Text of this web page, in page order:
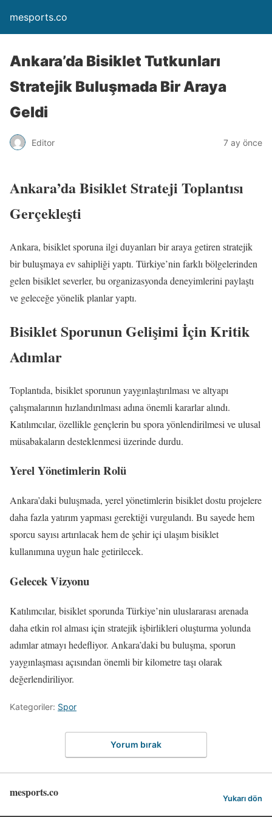
mesports.co
Ankara’da Bisiklet Tutkunları
Stratejik Buluşmada Bir Araya
Geldi
Editor 7 ay önce
Ankara’da Bisiklet Strateji Toplantısı
Gerçekleşti
Ankara, bisiklet sporuna ilgi duyanları bir araya getiren stratejik
bir buluşmaya ev sahipliği yaptı. Türkiye’nin farklı bölgelerinden
gelen bisiklet severler, bu organizasyonda deneyimlerini paylaştı
ve geleceğe yönelik planlar yaptı.
Bisiklet Sporunun Gelişimi İçin Kritik
Adımlar
Toplantıda, bisiklet sporunun yaygınlaştırılması ve altyapı
çalışmalarının hızlandırılması adına önemli kararlar alındı.
Katılımcılar, özellikle gençlerin bu spora yönlendirilmesi ve ulusal
müsabakaların desteklenmesi üzerinde durdu.
Yerel Yönetimlerin Rolü
Ankara’daki buluşmada, yerel yönetimlerin bisiklet dostu projelere
daha fazla yatırım yapması gerektiği vurgulandı. Bu sayede hem
sporcu sayısı artırılacak hem de şehir içi ulaşım bisiklet
kullanımına uygun hale getirilecek.
Gelecek Vizyonu
Katılımcılar, bisiklet sporunda Türkiye’nin uluslararası arenada
daha etkin rol alması için stratejik işbirlikleri oluşturma yolunda
adımlar atmayı hedefliyor. Ankara’daki bu buluşma, sporun
yaygınlaşması açısından önemli bir kilometre taşı olarak
değerlendiriliyor.
Kategoriler: Spor
Yorum bırak
mesports.co Yukarı dön